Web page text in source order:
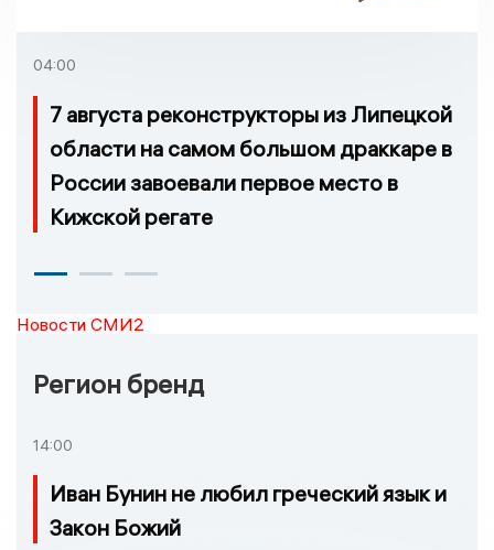
04:00
7 августа реконструкторы из Липецкой
области на самом большом драккаре в
России завоевали первое место в
Кижской регате
Новости СМИ2
Регион бренд
14:00
Иван Бунин не любил греческий язык и
Закон Божий